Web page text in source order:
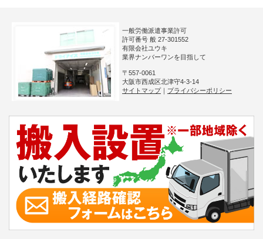
一般労働派遣事業許可
許可番号 般 27-301552
有限会社ユウキ
業界ナンバーワンを目指して
〒557-0061
大阪市西成区北津守4-3-14
サイトマップ
プライバシーポリシー